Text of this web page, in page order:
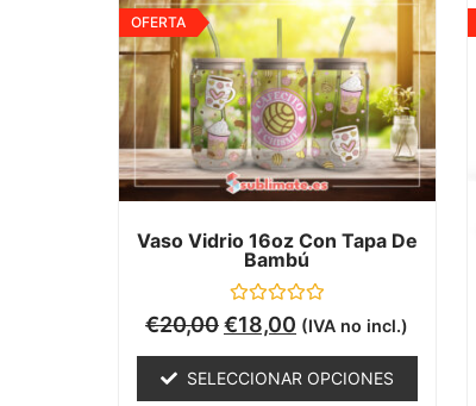
Vaso Vidrio 16oz Con Tapa De
Bambú
Valorado
con
5
OFERTA
€20,00€18,00 (IVA no incl.)
SELECCIONAR OPCIONES